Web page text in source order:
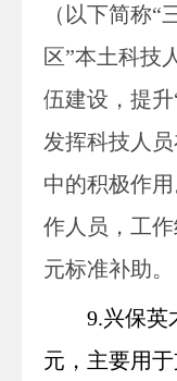
（以下简称“
区”本土科技
伍建设，提
发挥科技人
中的积极作用
作人员，工
元标准补助。
9.兴保英
元，主要用